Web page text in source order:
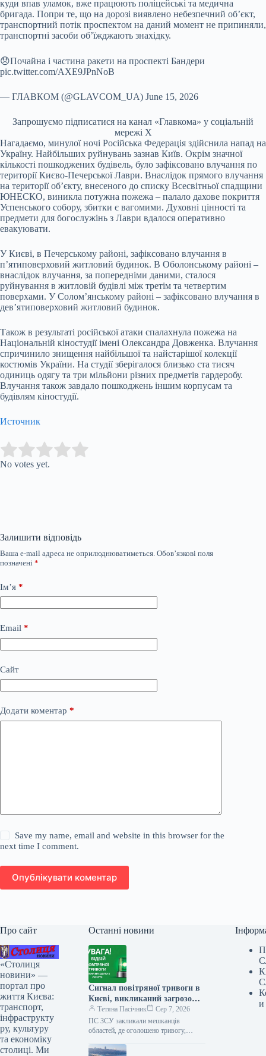
куди впав уламок, вже працюють поліцейські та медична
бригада. Попри те, що на дорозі виявлено небезпечний об’єкт,
транспортний потік проспектом на даний момент не припиняли,
транспортні засоби об’їжджають знахідку.
😞Почайна і частина ракети на проспекті Бандери
pic.twitter.com/AXE9JPnNoB
— ГЛАВКОМ (@GLAVCOM_UA) June 15, 2026
Запрошуємо підписатися на канал «Главкома» у соціальній
мережі Х
Нагадаємо, минулої ночі Російська Федерація здійснила напад на
Україну. Найбільших руйнувань зазнав Київ. Окрім значної
кількості пошкоджених будівель, було зафіксовано влучання по
території Києво-Печерської Лаври. Внаслідок прямого влучання
на території об’єкту, внесеного до списку Всесвітньої спадщини
ЮНЕСКО, виникла потужна пожежа – палало дахове покриття
Успенського собору, збитки є вагомими. Духовні цінності та
предмети для богослужінь з Лаври вдалося оперативно
евакуювати.
У Києві, в Печерському районі, зафіксовано влучання в
п’ятиповерховий житловий будинок. В Оболонському районі –
внаслідок влучання, за попередніми даними, сталося
руйнування в житловій будівлі між третім та четвертим
поверхами. У Солом’янському районі – зафіксовано влучання в
дев’ятиповерховий житловий будинок.
Також в результаті російської атаки спалахнула пожежа на
Національній кіностудії імені Олександра Довженка. Влучання
спричинило знищення найбільшої та найстарішої колекції
костюмів України. На студії зберігалося близько ста тисяч
одиниць одягу та три мільйони різних предметів гардеробу.
Влучання також завдало пошкоджень іншим корпусам та
будівлям кіностудії.
Источник
Rate this item:
No votes yet.
Залишити відповідь
Ваша e-mail адреса не оприлюднюватиметься. Обов’язкові поля
позначені *
Ім’я *
Email *
Сайт
Додати коментар *
Save my name, email and website in this browser for the
next time I comment.
Опублікувати коментар
Про сайт
«Столиця
новини» —
портал про
життя Києва:
транспорт,
інфраструкту
ру, культуру
та економіку
столиці. Ми
Останні новини
Сигнал повітряної тривоги в
Києві, викликаний загрозою
балістичних ракет, тривав
обмежений час.
Тетяна Пасічник
Сер 7, 2026
ПС ЗСУ закликали мешканців
областей, де оголошено тривогу,
там до офіційного сигналу про
и